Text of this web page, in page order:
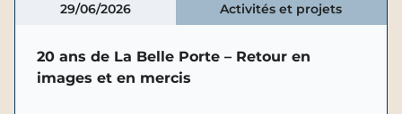
29/06/2026 Activités et projets
20 ans de La Belle Porte – Retour en
images et en mercis